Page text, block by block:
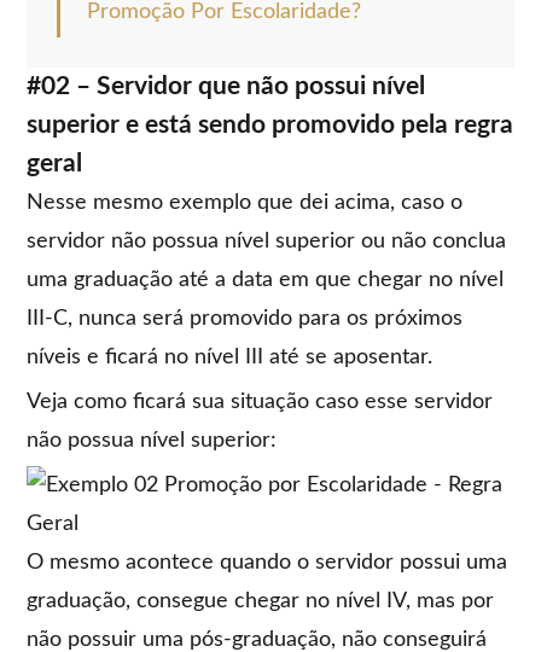
Promoção Por Escolaridade?
#02 – Servidor que não possui nível
superior e está sendo promovido pela regra
geral
Nesse mesmo exemplo que dei acima, caso o
servidor não possua nível superior ou não conclua
uma graduação até a data em que chegar no nível
III-C, nunca será promovido para os próximos
níveis e ficará no nível III até se aposentar.
Veja como ficará sua situação caso esse servidor
não possua nível superior:
O mesmo acontece quando o servidor possui uma
graduação, consegue chegar no nível IV, mas por
não possuir uma pós-graduação, não conseguirá